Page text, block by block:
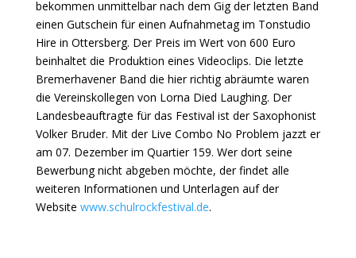
bekommen unmittelbar nach dem Gig der letzten Band
einen Gutschein für einen Aufnahmetag im Tonstudio
Hire in Ottersberg. Der Preis im Wert von 600 Euro
beinhaltet die Produktion eines Videoclips. Die letzte
Bremerhavener Band die hier richtig abräumte waren
die Vereinskollegen von Lorna Died Laughing. Der
Landesbeauftragte für das Festival ist der Saxophonist
Volker Bruder. Mit der Live Combo No Problem jazzt er
am 07. Dezember im Quartier 159. Wer dort seine
Bewerbung nicht abgeben möchte, der findet alle
weiteren Informationen und Unterlagen auf der
Website www.schulrockfestival.de.